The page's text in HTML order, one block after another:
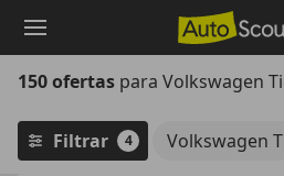
principal
150 ofertas para Volkswagen
Filtrar 4 Volkswagen